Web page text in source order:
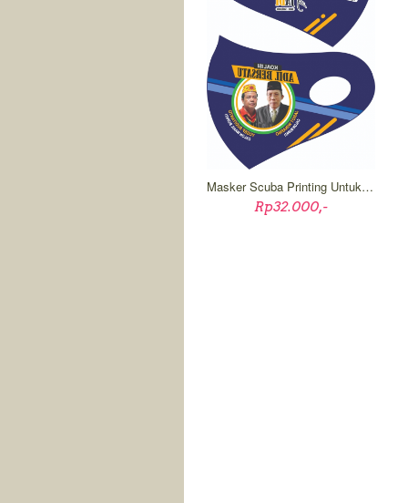
Masker Scuba Printing Untuk Pilkada
Rp32.000,-